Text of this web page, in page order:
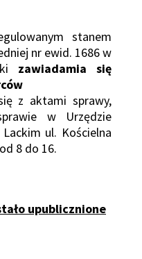
stanem
nr ewid. 1686 w
zawiadamia się
z aktami sprawy,
w Urzędzie
ul. Kościelna
8 do 16.
upublicznione